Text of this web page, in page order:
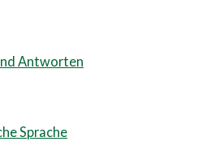
Antworten
Sprache